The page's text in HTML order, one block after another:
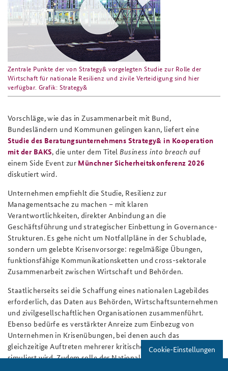
Zentrale Punkte der von Strategy& vorgelegten Studie zur Rolle der
Wirtschaft für nationale Resilienz und zivile Verteidigung sind hier
verfügbar. Grafik: Strategy&
Vorschläge, wie das in Zusammenarbeit mit Bund,
Bundesländern und Kommunen gelingen kann, liefert eine
Studie des Beratungsunternehmens Strategy& in Kooperation
mit der BAKS, die unter dem Titel Business into breach auf
einem Side Event zur Münchner Sicherheitskonferenz 2026
diskutiert wird.
Unternehmen empfiehlt die Studie, Resilienz zur
Managementsache zu machen – mit klaren
Verantwortlichkeiten, direkter Anbindung an die
Geschäftsführung und strategischer Einbettung in Governance-
Strukturen. Es gehe nicht um Notfallpläne in der Schublade,
sondern um gelebte Krisenvorsorge: regelmäßige Übungen,
funktionsfähige Kommunikationsketten und cross-sektorale
Zusammenarbeit zwischen Wirtschaft und Behörden.
Staatlicherseits sei die Schaffung eines nationalen Lagebildes
erforderlich, das Daten aus Behörden, Wirtschaftsunternehmen
und zivilgesellschaftlichen Organisationen zusammenführt.
Ebenso bedürfe es verstärkter Anreize zum Einbezug von
Unternehmen in Krisenübungen, bei denen auch das
gleichzeitige Auftreten mehrerer kritischer Belastungsfaktoren
simuliert wird. Zudem solle der Nationale Sicherheitsrat im
Cookie-Einstellungen